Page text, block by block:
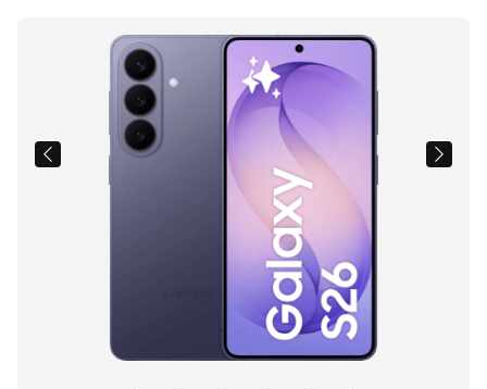
Images
du
produit